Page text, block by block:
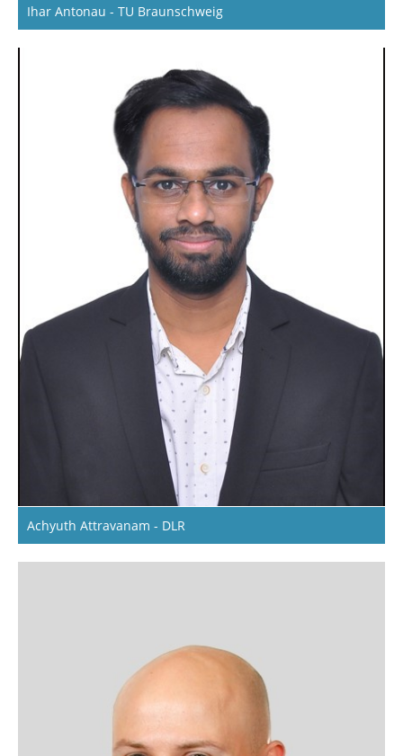
Ihar Antonau - TU Braunschweig
Achyuth Attravanam - DLR